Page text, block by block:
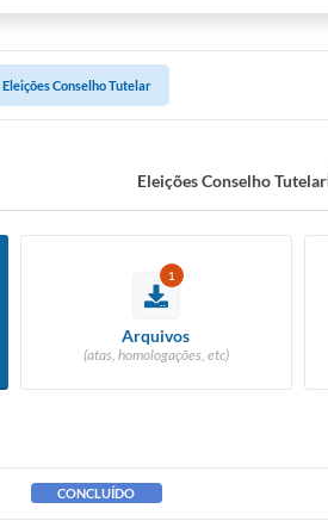
Eleições Conselho Tutelar
Eleições Conselho Tutelar
1
Arquivos
(atas, homologações, etc)
CONCLUÍDO